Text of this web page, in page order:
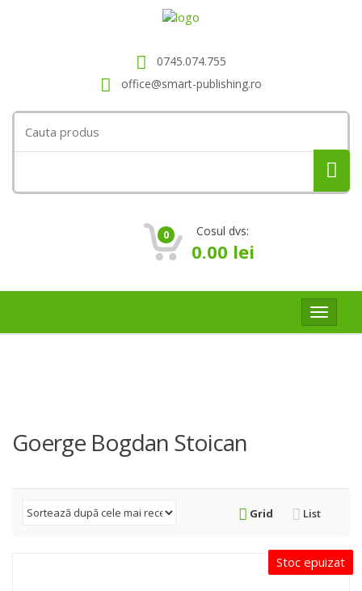
0745.074.755
office@smart-publishing.ro
for:
0 Cosul dvs:
0.00 lei
Toggle
Goerge Bogdan Stoican
Grid List
Stoc epuizat